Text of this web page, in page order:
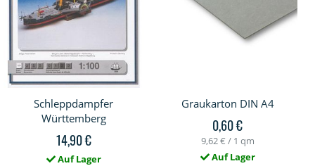
Schleppdampfer
Württemberg
14,90 €
Auf Lager
Graukarton DIN A4
0,60 €
9,62 € / 1 qm
Auf Lager